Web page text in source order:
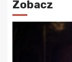
Zobacz